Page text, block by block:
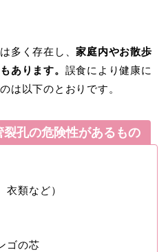
多く存在し、家庭内やお散歩
あります。 誤食により健康に
は以下のとおりです。
孔の危険性があるもの
衣類など）
ゴの芯